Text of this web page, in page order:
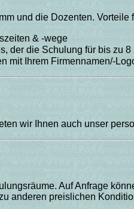
und die Dozenten. Vorteile
& -wege
der die Schulung für bis zu
mit Ihrem Firmennamen/-
wir Ihnen auch unser
Auf Anfrage
anderen preislichen